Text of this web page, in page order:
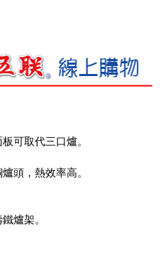
可取代三口爐。
頭，熱效率高。
爐架。